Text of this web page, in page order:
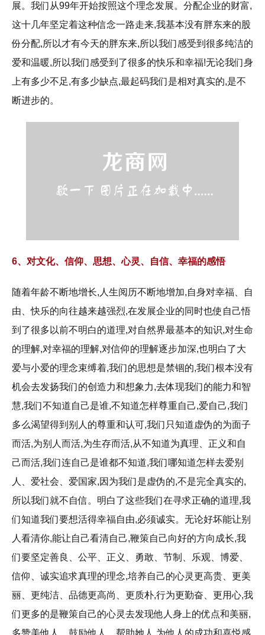
展。我们从99年开始按照这个理念发展。分配企业的财富,
这十几年坚定着这种信念一路走来,我基本没有胖东来的股
份分配,所以才有今天的胖东来,所以我们感受到很多纯洁的
爱和温暖,所以我们感受到了很多的快乐和幸福!无论我们身
上有多少不足,有多少缺点,最起码我们是相对真实的,是不
断进步的。
6、对文化、信仰、思想、心灵、自信、幸福的感悟
随着年龄不断地增长,人生阅历不断地增加,自身对幸福、自
由、快乐的向往越来越强烈,在发展企业的同时也使自己悟
到了很多以前不明白的道理,对自然界最基本的知识,对生命
的理解,对幸福的理解,对信仰的理解逐步加深,也明白了大
爱与小爱的理念束缚着,我们的思想是禁锢的,我们根本没有
机会去发扬我们的创造力和想象力,去体现我们的能力和智
慧,我们不知道自己是谁,不知道怎样尊重自己,爱自己,我们
多么渴望得到别人的尊重和认可,我们只知道虚伪的为面子
而活,为别人而活,为生存而活,从不知道为真理、正义和自
己而活,我们连自己是谁都不知道,我们哪知道怎样去爱别
人、爱社会、爱国家,因为我们是虚伪的,不是完全真实的,
所以我们就不自信。明白了这些我们在寻求正确的道理,我
们知道我们要想活得幸福自由,必须诚实。无论好坏能让别
人看清你,能让自己看清自己,鞭策自己向好的方向成长,我
们要坚定善良、公平、正义、勇敢、节制、乐观、博爱、
信仰、诚实追求真理的理念,培养自己的心灵更高贵、更美
丽、更纯洁、品德更高尚、更质朴,行为更勤奋、更用心,我
们更多的是鞭策自己的心灵去发现他人身上的优点和美丽,